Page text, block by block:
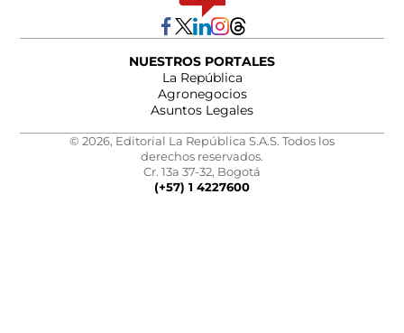
NUESTROS PORTALES
La República
Agronegocios
Asuntos Legales
© 2026, Editorial La República S.A.S. Todos los
derechos reservados.
Cr. 13a 37-32, Bogotá
(+57) 1 4227600